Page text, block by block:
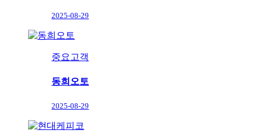
2025-08-29
중요고객
동희오토
2025-08-29